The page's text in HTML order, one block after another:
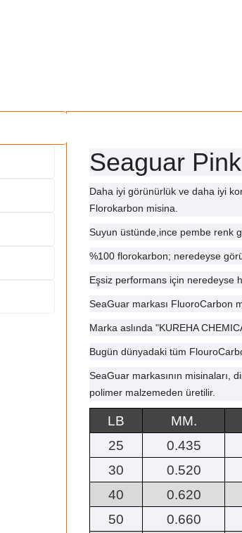
Seaguar
Daha iyi görünürlük ve daha iyi
Florokarbon misina.
Suyun üstünde,ince pembe renk
%100 florokarbon; neredeyse
Eşsiz performans için neredeyse
SeaGuar markası FluoroCarbon
Marka aslında "KUREHA
Bugün dünyadaki tüm
SeaGuar markasının misinaları,
polimer malzemeden üretilir.
LB MM.
25
0.435
30
0.520
40
0.620
50
0.660